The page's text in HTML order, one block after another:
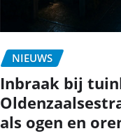
NIEUWS
Inbraak bij
als ogen en